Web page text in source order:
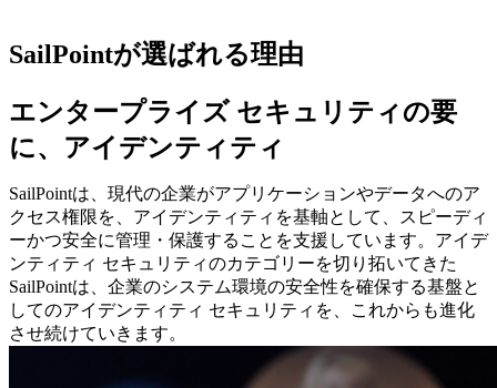
SailPointが選ばれる理由
エンタープライズ セキュリティの要
に、アイデンティティ
SailPointは、現代の企業がアプリケーションやデータへのア
クセス権限を、アイデンティティを基軸として、スピーディ
ーかつ安全に管理・保護することを支援しています。アイデ
ンティティ セキュリティのカテゴリーを切り拓いてきた
SailPointは、企業のシステム環境の安全性を確保する基盤と
してのアイデンティティ セキュリティを、これからも進化
させ続けていきます。